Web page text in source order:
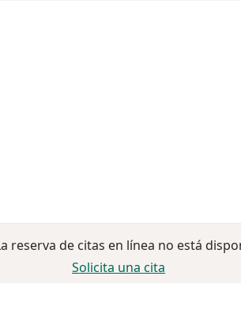
reserva de citas en línea no está
Solicita una cita